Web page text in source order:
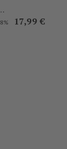
Prezzo
17,99 €